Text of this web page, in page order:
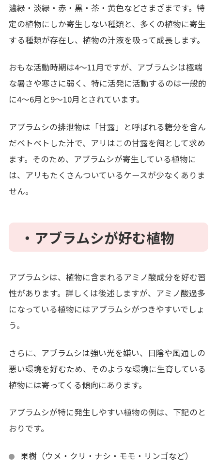
濃緑・淡緑・赤・黒・茶・黄色などさまざまです。特
定の植物にしか寄生しない種類と、多くの植物に寄生
する種類が存在し、植物の汁液を吸って成長します。
おもな活動時期は4～11月ですが、アブラムシは極端
な暑さや寒さに弱く、特に活発に活動するのは一般的
に4～6月と9～10月とされています。
アブラムシの排泄物は「甘露」と呼ばれる糖分を含ん
だベトベトした汁で、アリはこの甘露を餌として求め
ます。そのため、アブラムシが寄生している植物に
は、アリもたくさんついているケースが少なくありま
せん。
・アブラムシが好む植物
アブラムシは、植物に含まれるアミノ酸成分を好む習
性があります。詳しくは後述しますが、アミノ酸過多
になっている植物にはアブラムシがつきやすいでしょ
う。
さらに、アブラムシは強い光を嫌い、日陰や風通しの
悪い環境を好むため、そのような環境に生育している
植物には寄ってくる傾向にあります。
アブラムシが特に発生しやすい植物の例は、下記のと
おりです。
果樹（ウメ・クリ・ナシ・モモ・リンゴなど）